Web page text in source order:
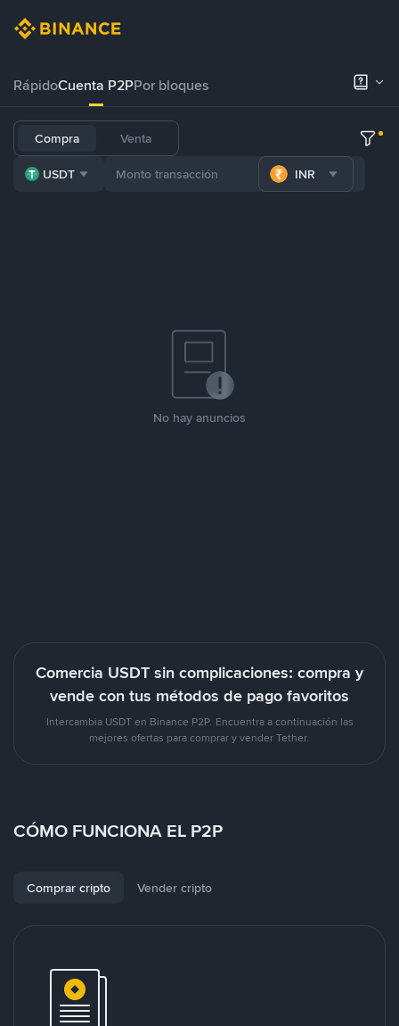
RápidoCuenta P2PPor bloques
Compra Venta
USDT INR
No hay anuncios
Comercia USDT sin complicaciones: compra y
vende con tus métodos de pago favoritos
Intercambia USDT en Binance P2P. Encuentra a continuación las
mejores ofertas para comprar y vender Tether.
CÓMO FUNCIONA EL P2P
Comprar cripto Vender cripto